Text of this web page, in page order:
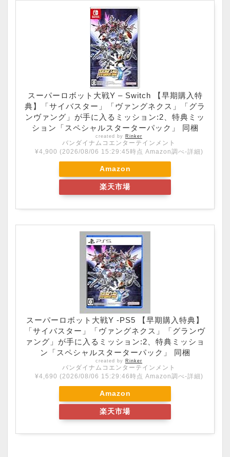
スーパーロボット大戦Y – Switch 【早期購入特
典】「サイバスター」「ヴァングネクス」「グラ
ンヴァング」が手に入るミッション:2、特典ミッ
ション「スペシャルスターターパック」 同梱
created by Rinker
バンダイナムコエンターテインメント
¥4,900 (2026/08/06 15:29:45時点 Amazon調べ-詳細)
Amazon
楽天市場
スーパーロボット大戦Y -PS5 【早期購入特典】
「サイバスター」「ヴァングネクス」「グランヴ
ァング」が手に入るミッション:2、特典ミッショ
ン「スペシャルスターターパック」 同梱
created by Rinker
バンダイナムコエンターテインメント
¥4,690 (2026/08/06 15:29:46時点 Amazon調べ-詳細)
Amazon
楽天市場